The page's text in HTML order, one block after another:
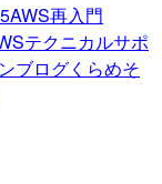
AWS再入門
テクニカルサポ
ブログくらめそ